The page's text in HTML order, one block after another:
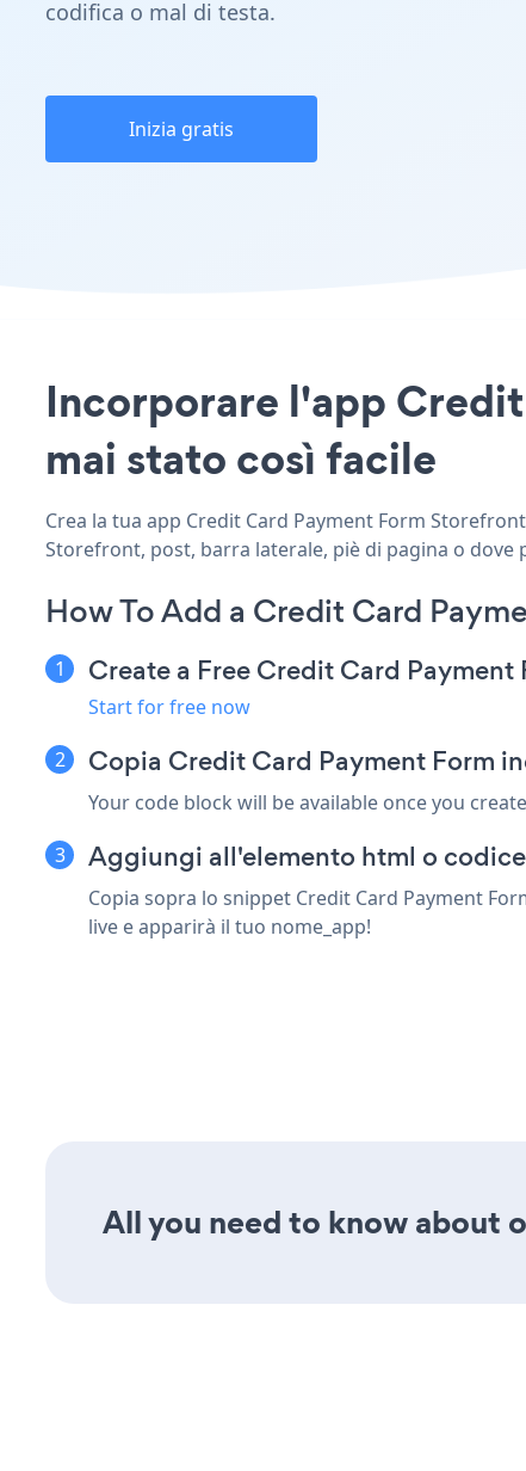
codifica o mal di testa.
Inizia gratis
Incorporare l'app
mai stato così facile
Crea la tua app Credit Card Payment Form
Storefront, post, barra laterale, piè di pagina o dove
How To Add a Credit Card
Create a Free Credit Card Payment
Start for free now
Copia Credit Card Payment Form
Your code block will be available once you
Aggiungi all'elemento html o
Copia sopra lo snippet Credit Card Payment
live e apparirà il tuo nome_app!
All you need to know about